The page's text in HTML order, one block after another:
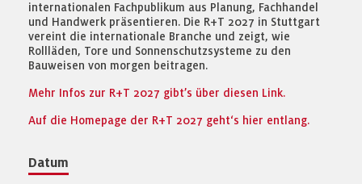
internationalen Fachpublikum aus Planung, Fachhandel
und Handwerk präsentieren. Die R+T 2027 in Stuttgart
vereint die internationale Branche und zeigt, wie
Rollläden, Tore und Sonnenschutzsysteme zu den
Bauweisen von morgen beitragen.
Mehr Infos zur R+T 2027 gibt’s über diesen Link.
Auf die Homepage der R+T 2027 geht‘s hier entlang.
Datum